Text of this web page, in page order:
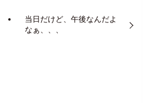
当日だけど、午後なんだよ
なぁ、、、